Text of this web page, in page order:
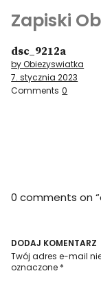
Zapiski
Podróże
Kultura i sztuka
Dom na
dsc_9212a
by Obiezyswiatka
7. stycznia 2023
Comments 0
0 comments on “
DODAJ KOMENTARZ
Twój adres e-mail
oznaczone *